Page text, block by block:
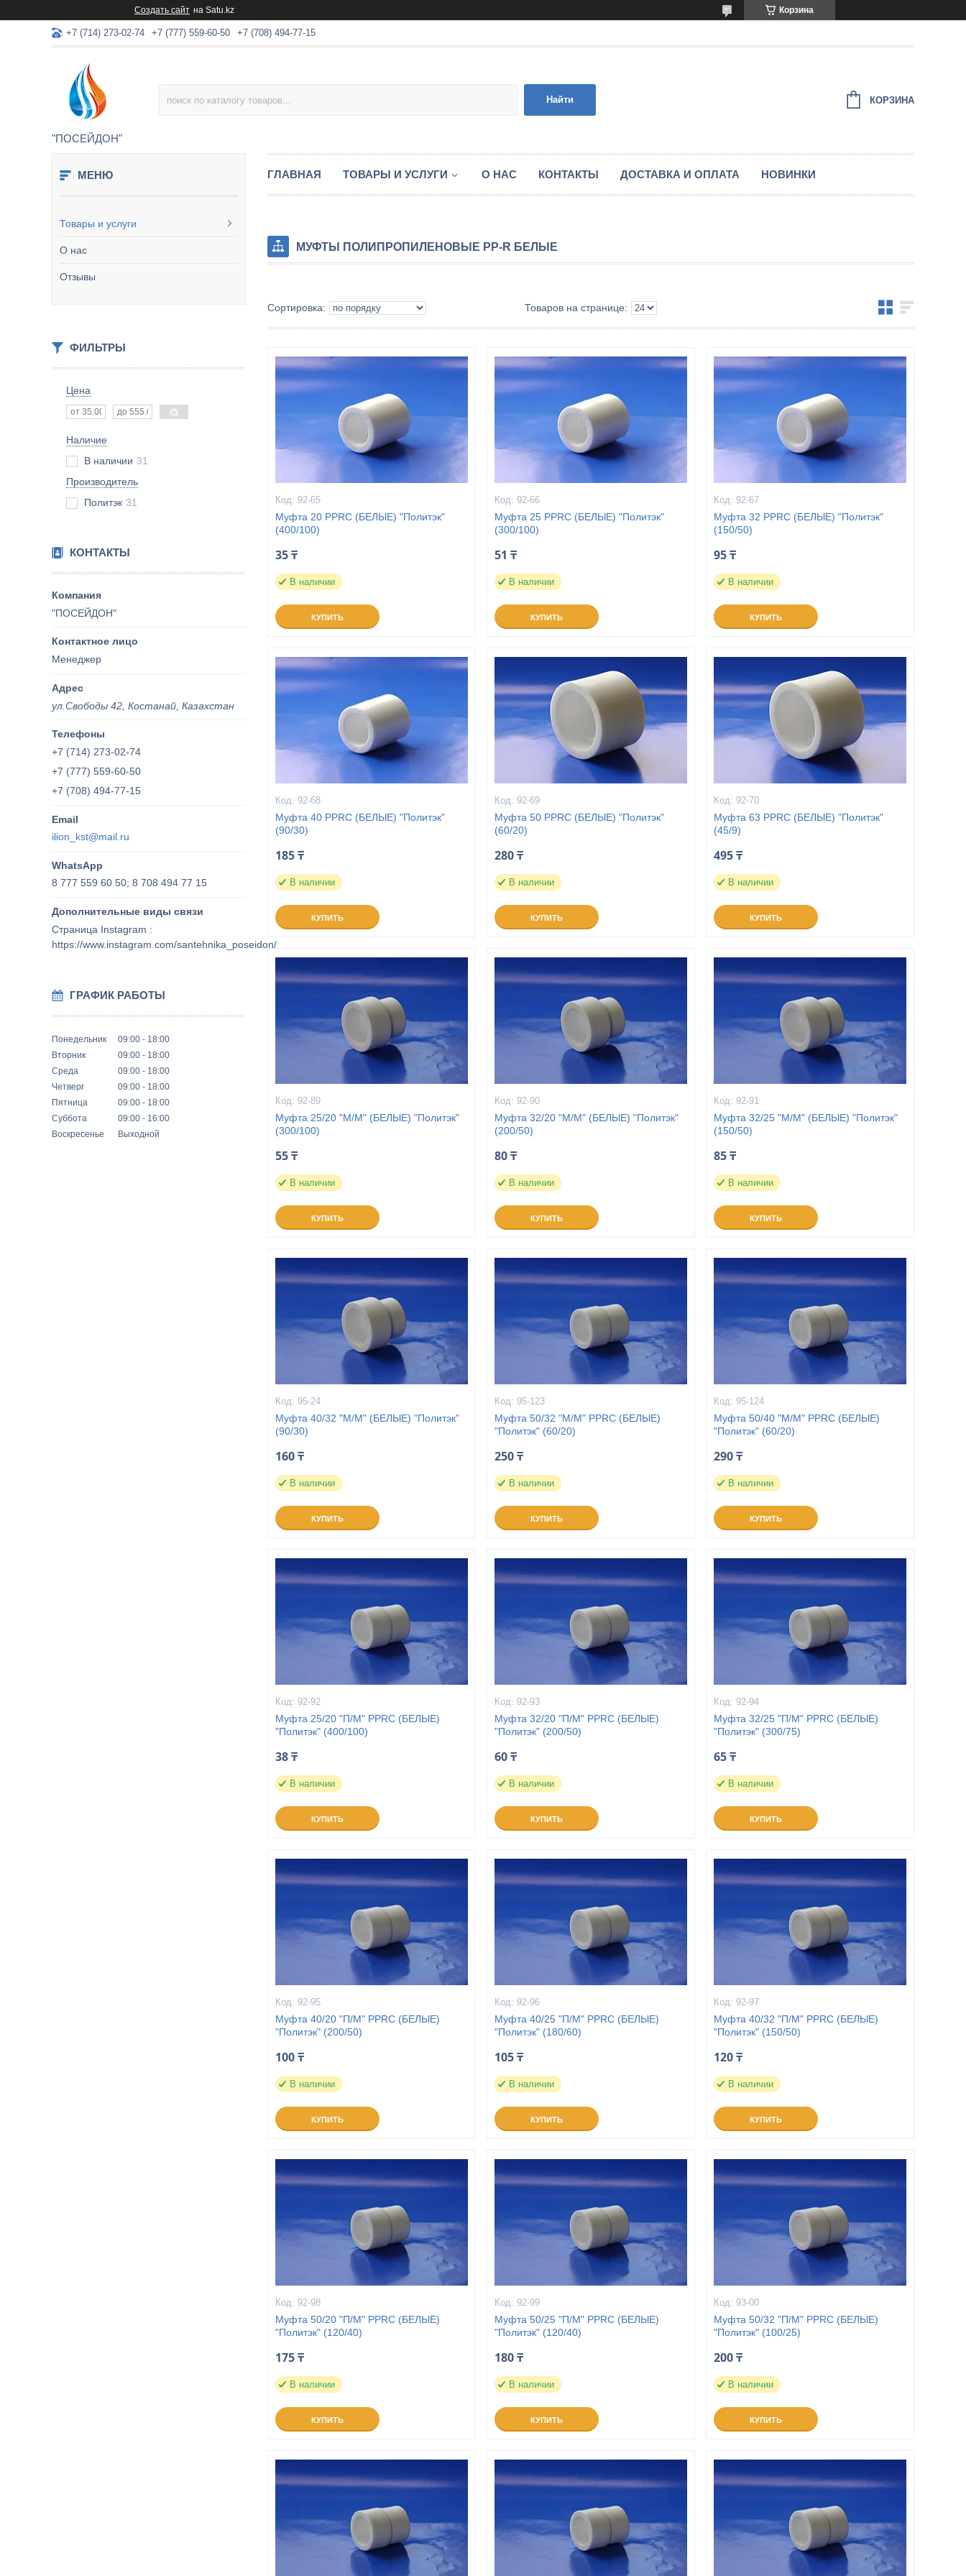
Создать сайт на Satu.kz Корзина
+7 (714) 273-02-74 +7 (777) 559-60-50 +7 (708) 494-77-15
"ПОСЕЙДОН"
Найти КОРЗИНА
Товары и услуги
О нас
Отзывы
ФИЛЬТРЫ
Цена
Наличие
В наличии 31
Производитель
Политэк 31
КОНТАКТЫ
"ПОСЕЙДОН"
Менеджер
ул.Свободы 42, Костанай, Казахстан
+7 (714) 273-02-74
+7 (777) 559-60-50
+7 (708) 494-77-15
ilion_kst@mail.ru
8 777 559 60 50; 8 708 494 77 15
Страница Instagram
https://www.instagram.com/santehnika_poseidon/
ГРАФИК РАБОТЫ
Понедельник 09:00
18:00
Вторник
09:00
18:00
Среда
09:00
18:00
Четверг
09:00
18:00
Пятница
09:00
18:00
Суббота
09:00
16:00
Воскресенье
Выходной
ГЛАВНАЯ ТОВАРЫ И УСЛУГИ О НАС КОНТАКТЫ ДОСТАВКА И ОПЛАТА НОВИНКИ
МУФТЫ ПОЛИПРОПИЛЕНОВЫЕ PP-R БЕЛЫЕ
92-65
Муфта 20 PPRC (БЕЛЫЕ) "Политэк"
(400/100)
35 ₸
В наличии
КУПИТЬ
92-66
Муфта 25 PPRC (БЕЛЫЕ) "Политэк"
(300/100)
51 ₸
В наличии
КУПИТЬ
92-67
Муфта 32 PPRC (БЕЛЫЕ) "Политэк"
(150/50)
95 ₸
В наличии
КУПИТЬ
92-68
Муфта 40 PPRC (БЕЛЫЕ) "Политэк"
(90/30)
185 ₸
В наличии
КУПИТЬ
92-69
Муфта 50 PPRC (БЕЛЫЕ) "Политэк"
(60/20)
280 ₸
В наличии
КУПИТЬ
92-70
Муфта 63 PPRC (БЕЛЫЕ) "Политэк"
(45/9)
495 ₸
В наличии
КУПИТЬ
92-89
Муфта 25/20 "М/М" (БЕЛЫЕ) "Политэк"
(300/100)
55 ₸
В наличии
КУПИТЬ
92-90
Муфта 32/20 "М/М" (БЕЛЫЕ) "Политэк"
(200/50)
80 ₸
В наличии
КУПИТЬ
92-91
Муфта 32/25 "М/М" (БЕЛЫЕ) "Политэк"
(150/50)
85 ₸
В наличии
КУПИТЬ
95-24
Муфта 40/32 "М/М" (БЕЛЫЕ) "Политэк"
(90/30)
160 ₸
В наличии
КУПИТЬ
95-123
Муфта 50/32 "М/М" PPRC (БЕЛЫЕ)
"Политэк" (60/20)
250 ₸
В наличии
КУПИТЬ
95-124
Муфта 50/40 "М/М" PPRC (БЕЛЫЕ)
"Политэк" (60/20)
290 ₸
В наличии
КУПИТЬ
92-92
Муфта 25/20 "П/М" PPRC (БЕЛЫЕ)
"Политэк" (400/100)
38 ₸
В наличии
КУПИТЬ
92-93
Муфта 32/20 "П/М" PPRC (БЕЛЫЕ)
"Политэк" (200/50)
60 ₸
В наличии
КУПИТЬ
92-94
Муфта 32/25 "П/М" PPRC (БЕЛЫЕ)
"Политэк" (300/75)
65 ₸
В наличии
КУПИТЬ
92-95
Муфта 40/20 "П/М" PPRC (БЕЛЫЕ)
"Политэк" (200/50)
100 ₸
В наличии
КУПИТЬ
92-96
Муфта 40/25 "П/М" PPRC (БЕЛЫЕ)
"Политэк" (180/60)
105 ₸
В наличии
КУПИТЬ
92-97
Муфта 40/32 "П/М" PPRC (БЕЛЫЕ)
"Политэк" (150/50)
120 ₸
В наличии
КУПИТЬ
92-98
Муфта 50/20 "П/М" PPRC (БЕЛЫЕ)
"Политэк" (120/40)
175 ₸
В наличии
КУПИТЬ
92-99
Муфта 50/25 "П/М" PPRC (БЕЛЫЕ)
"Политэк" (120/40)
180 ₸
В наличии
КУПИТЬ
93-00
Муфта 50/32 "П/М" PPRC (БЕЛЫЕ)
"Политэк" (100/25)
200 ₸
В наличии
КУПИТЬ